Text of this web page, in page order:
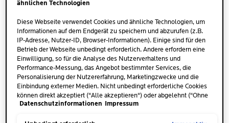
sie tief in die Poren der Haut eindringen und dort
überschüssigen Talg und abgestorbene Hautzellen
lösen. Verstopfte Poren werden dadurch effektiv
gereinigt.
Salicylsäurehat zudemkeratolytische
Eigenschaften. Das heißt, sie löst die oberste
ähnlichen Technologien
Diese Webseite verwendet Cookies und ähnliche Technologien, um
Informationen auf dem Endgerät zu speichern und abzurufen (z.B.
IP-Adresse, Nutzer-ID, Browser-Informationen). Einige sind für den
Betrieb der Webseite unbedingt erforderlich. Andere erfordern eine
Einwilligung, so für die Analyse des Nutzerverhaltens und
Performance-Messung, das Angebot bestimmter Services, die
Personalisierung der Nutzererfahrung, Marketingzwecke und die
Einbindung externer Medien. Nicht unbedingt erforderliche Cookies
können direkt akzeptiert ("Alle akzeptieren") oder abgelehnt ("Ohne
Einwilligung fortfahren") werden. Individuelle Anpassungen der
Datenschutzinformationen Impressum